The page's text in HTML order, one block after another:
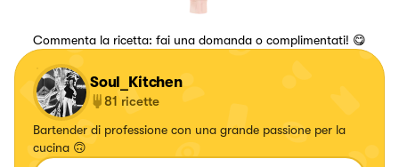
Commenta la ricetta: fai una domanda o complimentati! 😋
Soul_Kitchen
81 ricette
Bartender di professione con una grande passione per la
cucina 🙃